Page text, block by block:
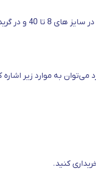
به موارد زیر اشاره
کنید.